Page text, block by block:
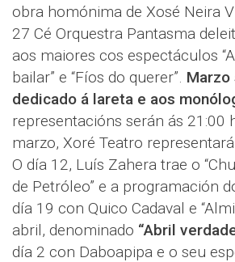
obra homónima de Xosé Neira
27 Cé Orquestra Pantasma
aos maiores cos espectáculos
bailar” e “Fíos do querer”. Marzo
dedicado á lareta e aos
representacións serán ás 21:00
marzo, Xoré Teatro representará
O día 12, Luís Zahera trae o
de Petróleo” e a programación
día 19 con Quico Cadaval e
abril, denominado “Abril
día 2 con Daboapipa e o seu